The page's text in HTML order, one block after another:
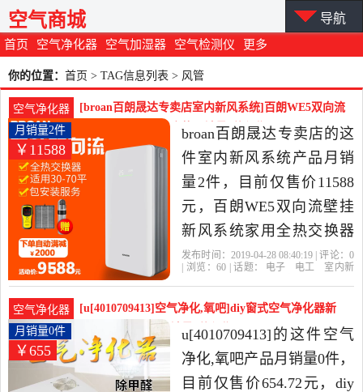
首页 空气净化器 空气加湿器 空气检测仪 更多
空气商城 导航
你的位置： 首页 > TAG信息列表 > 风管
空气净化器
[broan百朗晟达专卖店室内新风系统]百朗WE5双向流
壁挂新风系统家用全热月销量2件仅售11588元
￥11588
月销量2件
broan百朗晟达专卖店的这
件室内新风系统产品月销
量2件，目前仅售价11588
元，百朗WE5双向流壁挂
新风系统家用全热交换器
pm2.5净化换空气风管机是
店精选电子,电工当中性价
比很高的室内新风系统，
由广东 广州发货。
发布时间：2019-04-28 08:40:19 | 评论： 0
| 浏览：60 | 话题： 电子 电工
室内新
空气净化器
[u[4010709413]空气净化,氧吧]diy窗式空气净化器新
风机系统无管道月销量0件仅售654.72元
￥655
月销量0件
u[4010709413]的这件空气
净化,氧吧产品月销量0件，
目前仅售价654.72元，diy